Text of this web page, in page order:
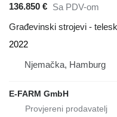
136.850 € Sa PDV-om
Građevinski strojevi -
2022
Njemačka, Hamburg
E-FARM GmbH